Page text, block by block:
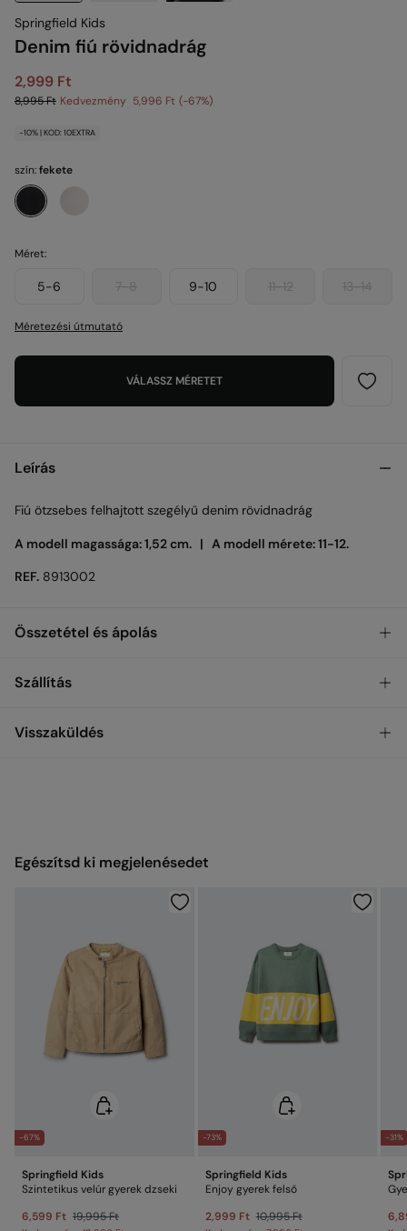
Springfield Kids
Denim fiú rövidnadrág
2,999 Ft
8,995 Ft Kedvezmény 5,996 Ft 67
-10% | KOD: 10EXTRA
szín:fekete
Méret:
5-6 7-8 9-10 11-12 13-14
Méretezési útmutató
VÁLASSZ MÉRETET
Leírás
Fiú ötzsebes felhajtott szegélyű denim rövidnadrág
A modell magassága: 1,52 cm. | A modell mérete: 11-12.
REF. 8913002
Összetétel és ápolás
Összetétel
Ápolás
Nem vegytisztítható
Szállítás
ÁTVÉTEL AZ ÜZLETBEN
Visszaküldés
Egészítsd ki megjelenésedet
-67%
Springfield Kids
Szintetikus velúr gyerek dzseki
6,599 Ft 19,995 Ft
-73%
Springfield Kids
Enjoy gyerek felső
2,999 Ft 10,995 Ft
-31%